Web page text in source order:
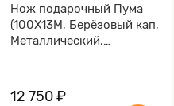
Нож подарочный Пума
(100Х13М, Берёзовый кап,
Металлический,
12 750 ₽